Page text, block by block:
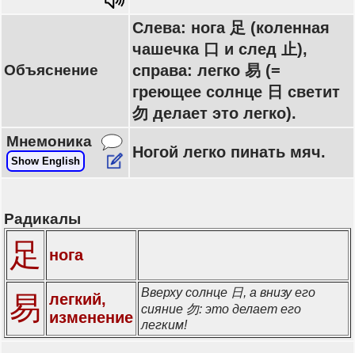
Объяснение
Слева: нога 足 (коленная
чашечка 口 и след 止),
справа: легко 易 (=
греющее солнце 日 светит
勿 делает это легко).
Мнемоника
Show English
Ногой легко пинать мяч.
Радикалы
足 нога
易 легкий,
изменение
Вверху солнце 日, а внизу его
сияние 勿: это делает его
легким!